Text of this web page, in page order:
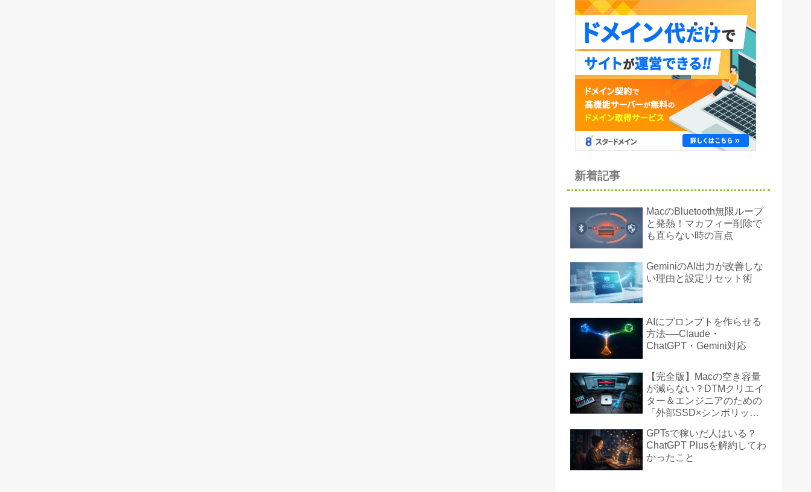
新着記事
MacのBluetooth無限ループ
と発熱！マカフィー削除で
も直らない時の盲点
GeminiのAI出力が改善しな
い理由と設定リセット術
AIにプロンプトを作らせる
方法──Claude・
ChatGPT・Gemini対応
【完全版】Macの空き容量
が減らない？DTMクリエイ
ター＆エンジニアのための
「外部SSD×シンボリック
GPTsで稼いだ人はいる？
ChatGPT Plusを解約してわ
かったこと